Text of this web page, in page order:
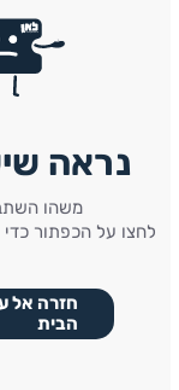
נראה
משהו
לחצו על הכפתור
חזרה אל
הבית